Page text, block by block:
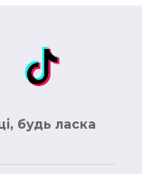
будь ласка